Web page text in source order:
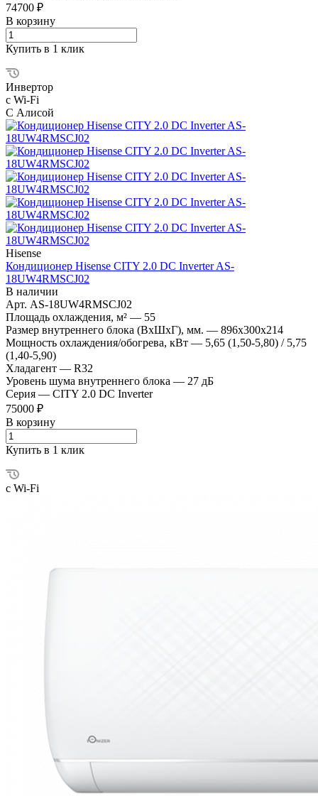
74700 ₽
В корзину
Купить в 1 клик
Инвертор
с Wi-Fi
С Алисой
Hisense
Кондиционер Hisense CITY 2.0 DC Inverter AS-
18UW4RMSCJ02
В наличии
Арт. AS-18UW4RMSCJ02
Площадь охлаждения, м² — 55
Размер внутреннего блока (ВхШхГ), мм. — 896x300x214
Мощность охлаждения/обогрева, кВт — 5,65 (1,50-5,80) / 5,75
(1,40-5,90)
Хладагент — R32
Уровень шума внутреннего блока — 27 дБ
Серия — CITY 2.0 DC Inverter
75000 ₽
В корзину
Купить в 1 клик
с Wi-Fi